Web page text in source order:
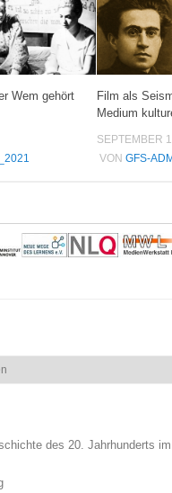
Wem gehört
Film als
Medium
SEPTEMBER
VON GFS-
des 20. Jahrhunderts